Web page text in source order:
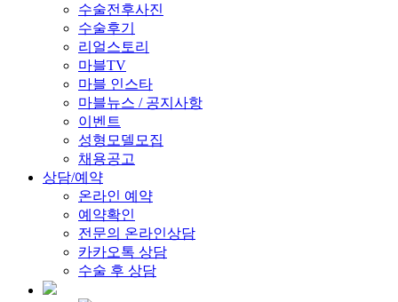
수술전후사진
수술후기
리얼스토리
마블TV
마블 인스타
마블뉴스 / 공지사항
이벤트
성형모델모집
채용공고
상담/예약
온라인 예약
예약확인
전문의 온라인상담
카카오톡 상담
수술 후 상담